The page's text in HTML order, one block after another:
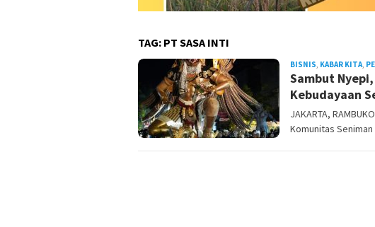
TAG: PT SASA INTI
BISNIS, KABAR KITA,
Sambut
Kebudayaan
JAKARTA,
Komunitas